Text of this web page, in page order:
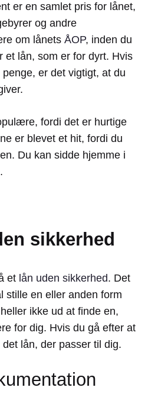
er en sam let pris for ånet,
byrer og andre
om ånets ÅOP, inden du
r et ån, som er for dyrt. Hvis
penge, er det vigtigt, at du
iver.
fordi det er hurtige
er blevet et hit, fordi du
Du kan sidde hjemme i
sikkerhed
et lån uden sikkerhed. Det
stille en eller anden form
ikke ud at finde en,
for dig. Hvis du gå efter at
lån, der passer til dig.